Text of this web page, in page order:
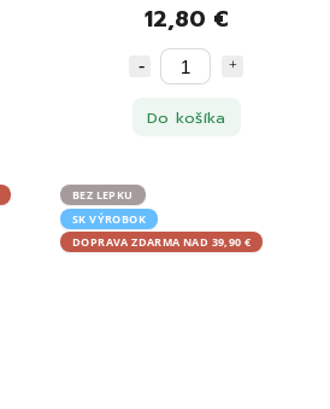
12,80 €
Do košíka
BEZ LEPKU
SK VÝROBOK
DOPRAVA ZDARMA NAD 39,90 €